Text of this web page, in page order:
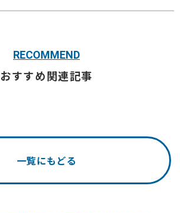
RECOMMEND
おすすめ関連記事
一覧にもどる